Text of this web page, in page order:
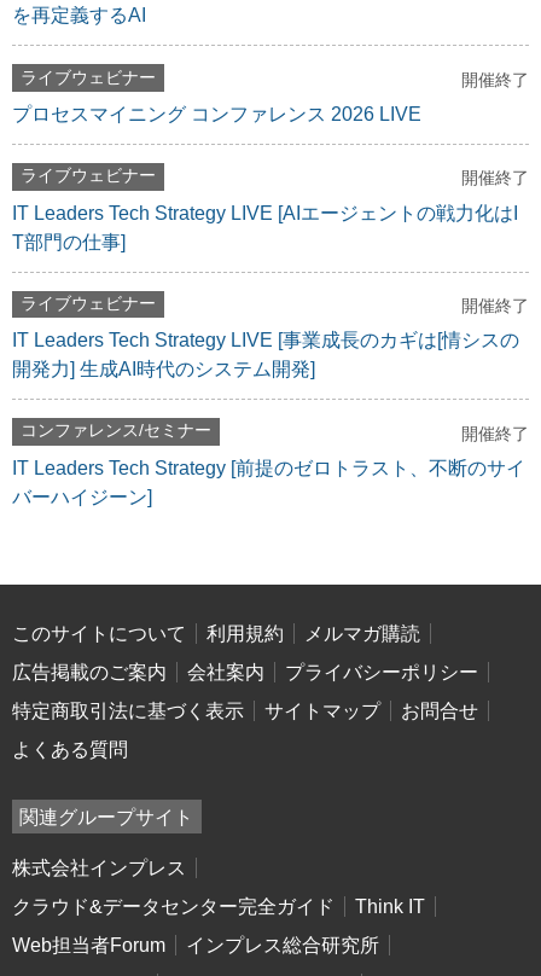
を再定義するAI
ライブウェビナー 開催終了
プロセスマイニング コンファレンス 2026 LIVE
ライブウェビナー 開催終了
IT Leaders Tech Strategy LIVE [AIエージェントの戦力化はI
T部門の仕事]
ライブウェビナー 開催終了
IT Leaders Tech Strategy LIVE [事業成長のカギは[情シスの
開発力] 生成AI時代のシステム開発]
コンファレンス/セミナー 開催終了
IT Leaders Tech Strategy [前提のゼロトラスト、不断のサイ
バーハイジーン]
このサイトについて 利用規約
メルマガ購読
広告掲載のご案内
会社案内
プライバシーポリシー
特定商取引法に基づく表示
サイトマップ
お問合せ
よくある質問
関連グループサイト
株式会社インプレス
クラウド&データセンター完全ガイド
Think IT
Web担当者Forum
インプレス総合研究所